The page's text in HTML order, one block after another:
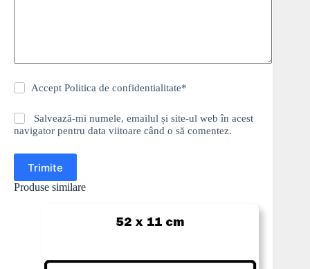
AcceptPolitica de confidentialitate*
Salvează-mi numele, emailul și site-ul web în acest
navigator pentru data viitoare când o să comentez.
Trimite
Produse similare